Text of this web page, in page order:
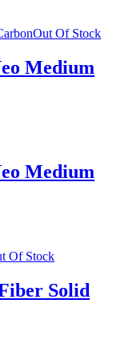
Out Of Stock
Medium
Medium
Of Stock
Solid